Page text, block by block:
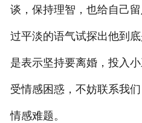
谈，保持理智，也给自己
过平淡的语气试探出他到
是表示坚持要离婚，投入
受情感困惑，不妨联系我
情感难题。